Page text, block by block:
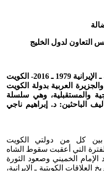
التعاون لدول الخليج
صدر حديثًا كتاب (العلاقات الخليجية ـ الإيرانية 1979 ـ 2016- الكويت
العربية بدولة الكويت
والمستقبلية، وهي سلسلة
الباحثين: د. إبراهيم ناجي
بين كل من دولتي الكويت
الفترة التي أعقبت سقوط الشاه
الخميني وصعود الثورة
الكويتية ـ الإيرانية،